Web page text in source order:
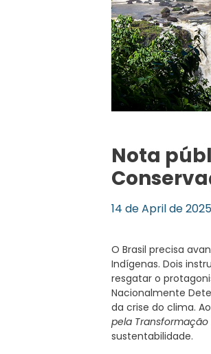
Nota
14 de April de 2025
O Brasil precisa
Indígenas. Dois
resgatar o
Nacionalmente
da crise do clima.
pela Transformação
sustentabilidade.